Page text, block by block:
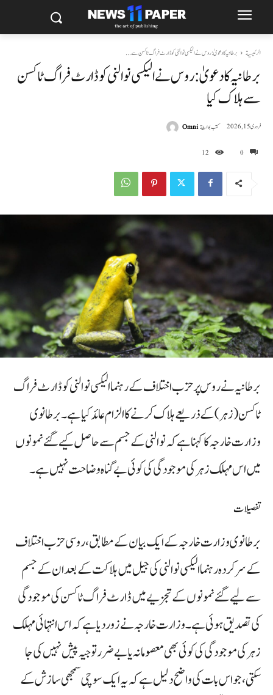
الرئيسية برطانیہ کا دعویٰ: روس نے الیکسی نوالنی کو ڈارٹ فراگ ٹاکسن سے...
برطانیہ کا دعویٰ: روس نے الیکسی نوالنی کو ڈارٹ فراگ ٹاکسن
سے ہلاک کیا
0
12
فروری 15, 2026 كتب بواسطةOmni
برطانیہ نے روس پر حزب اختلاف کے رہنما الیکسی نوالنی کو ڈارٹ فراگ
ٹاکسن (زہر) کے ذریعے ہلاک کرنے کا الزام عائد کیا ہے۔ برطانوی
وزارت خارجہ کا کہنا ہے کہ نوالنی کے جسم سے حاصل کیے گئے نمونوں
میں اس مہلک زہر کی موجودگی کی کوئی بے گناہ وضاحت نہیں ہے۔
تفصیلات
برطانوی وزارت خارجہ کے ایک بیان کے مطابق، روسی حزب اختلاف
کے سرکردہ رہنما الیکسی نوالنی کی جیل میں ہلاکت کے بعد ان کے جسم
سے لیے گئے نمونوں کے تجزیے میں ڈارٹ فراگ ٹاکسن کی موجودگی
کی تصدیق ہوئی ہے۔ وزارت خارجہ نے زور دیا ہے کہ اس انتہائی مہلک
زہر کی موجودگی کی کوئی بھی معصومانہ یا بے ضرر توجیہ پیش نہیں کی جا
سکتی، جو اس بات کی واضح دلیل ہے کہ یہ ایک سوچی سمجھی سازش کے